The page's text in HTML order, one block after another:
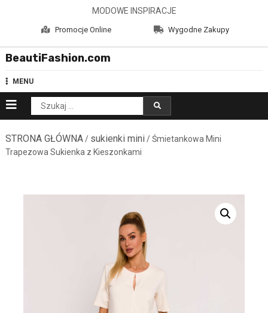
MODOWE INSPIRACJE
Promocje Online Wygodne Zakupy
BeautiFashion.com
MENU
Szukaj:
STRONA GŁÓWNA/ sukienki mini/ Śmietankowa Mini
Trapezowa Sukienka z Kieszonkami